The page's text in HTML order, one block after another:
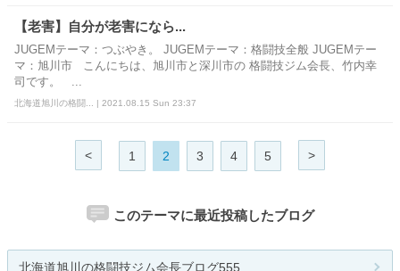
【老害】自分が老害になら...
JUGEMテーマ：つぶやき。 JUGEMテーマ：格闘技全般 JUGEMテー
マ：旭川市 こんにちは、旭川市と深川市の 格闘技ジム会長、竹内幸
司です。 ...
北海道旭川の格闘... | 2021.08.15 Sun 23:37
< 1 2 3 4 5 >
このテーマに最近投稿したブログ
北海道旭川の格闘技ジム会長ブログ555